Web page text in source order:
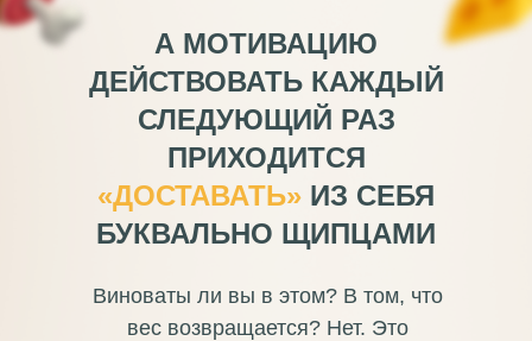
А МОТИВАЦИЮ
ДЕЙСТВОВАТЬ КАЖДЫЙ
СЛЕДУЮЩИЙ РАЗ
ПРИХОДИТСЯ
«ДОСТАВАТЬ» ИЗ СЕБЯ
БУКВАЛЬНО ЩИПЦАМИ
Виноваты ли вы в этом? В том, что
вес возвращается? Нет. Это